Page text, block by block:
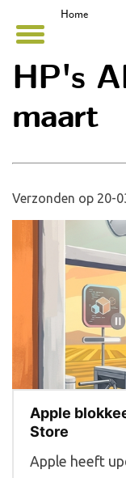
Home
HP's
maart
Verzonden op 20-
Apple
Store
Apple heeft